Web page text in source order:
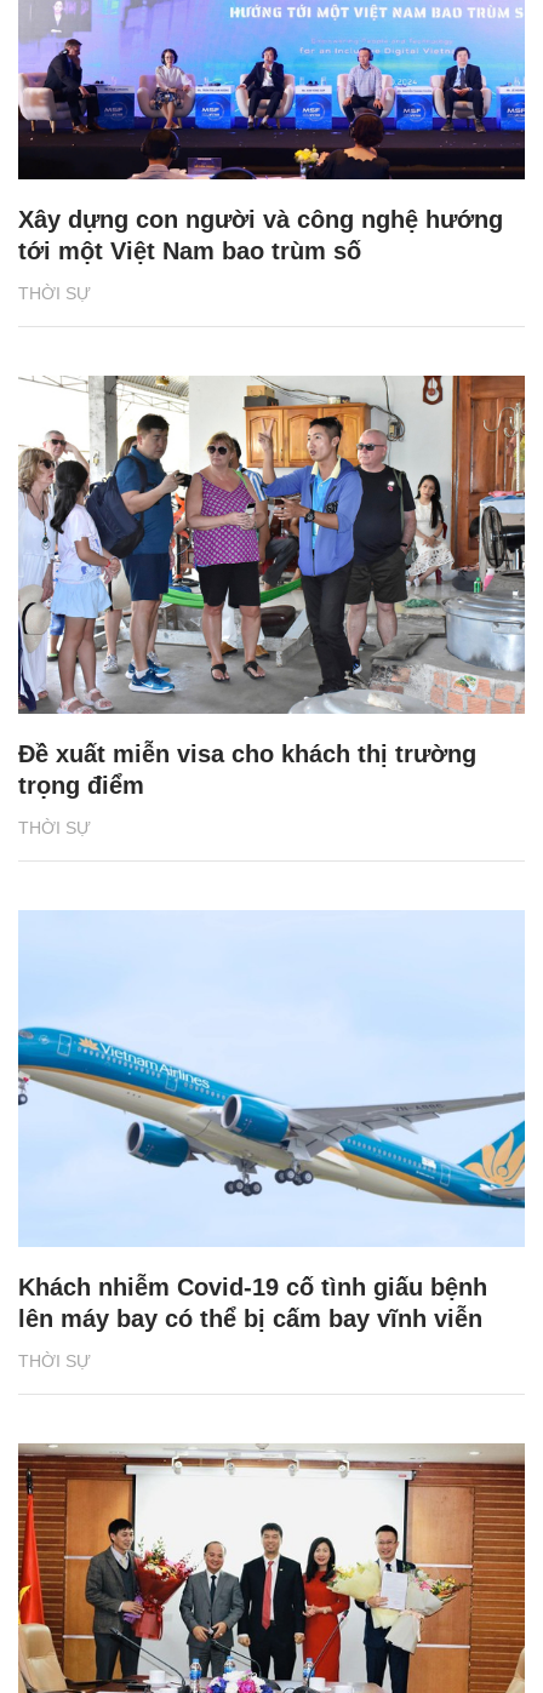
THỜI SỰ
Xây dựng con người và công nghệ hướng
tới một Việt Nam bao trùm số
THỜI SỰ
Đề xuất miễn visa cho khách thị trường
trọng điểm
THỜI SỰ
Khách nhiễm Covid-19 cố tình giấu bệnh
lên máy bay có thể bị cấm bay vĩnh viễn